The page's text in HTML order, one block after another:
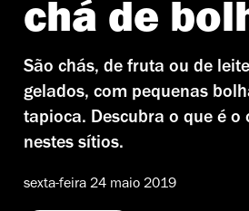
chá de
São chás, de fruta ou de
gelados, com pequenas
tapioca. Descubra o que é o
nestes sítios.
sexta-feira 24 maio 2019